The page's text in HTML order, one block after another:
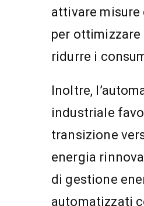
attivare
per ottimizzare
ridurre i
Inoltre,
industriale
transizione
energia
di gestione
automatizzati